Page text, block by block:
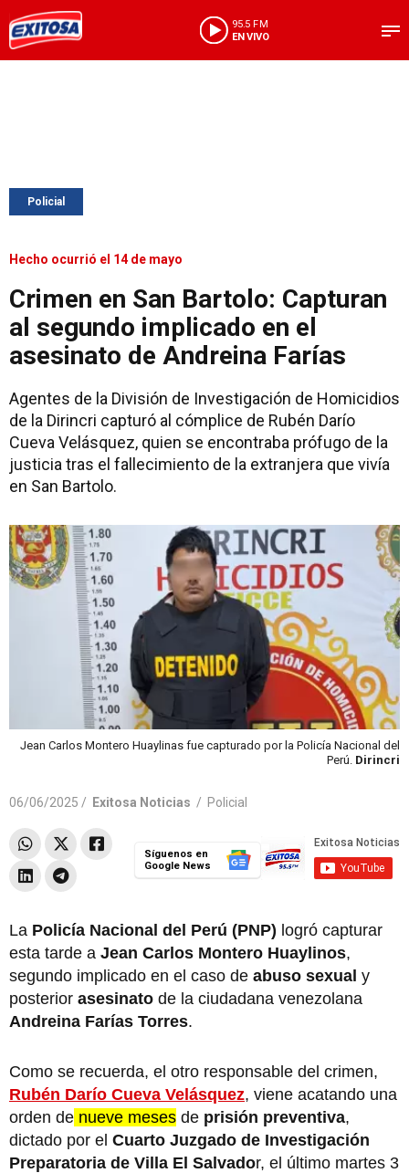
95.5 FM
EN VIVO
Policial
Hecho ocurrió el 14 de mayo
Crimen en San Bartolo: Capturan
al segundo implicado en el
asesinato de Andreina Farías
Agentes de la División de Investigación de Homicidios
de la Dirincri capturó al cómplice de Rubén Darío
Cueva Velásquez, quien se encontraba prófugo de la
justicia tras el fallecimiento de la extranjera que vivía
en San Bartolo.
Jean Carlos Montero Huaylinas fue capturado por la Policía Nacional del
Perú. Dirincri
06/06/2025 / Exitosa Noticias / Policial
Síguenos en
Google News
La Policía Nacional del Perú (PNP) logró capturar
esta tarde a Jean Carlos Montero Huaylinos,
segundo implicado en el caso de abuso sexual y
posterior asesinato de la ciudadana venezolana
Andreina Farías Torres.
Como se recuerda, el otro responsable del crimen,
Rubén Darío Cueva Velásquez, viene acatando una
orden de nueve meses de prisión preventiva,
dictado por el Cuarto Juzgado de Investigación
Preparatoria de Villa El Salvador, el último martes 3